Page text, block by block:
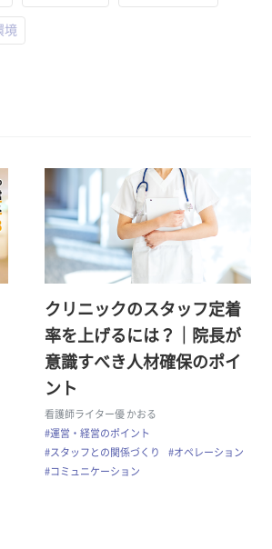
境
クリニックのスタッフ定着
率を上げるには？｜院長が
意識すべき人材確保のポイ
ント
看護師ライター優 かおる
#運営・経営のポイント
#スタッフとの関係づくり
#オペレーション
#コミュニケーション